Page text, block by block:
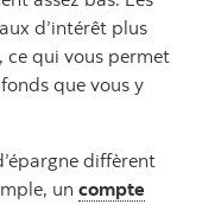
d’intérêt plus
ce qui vous permet
que vous y
diffèrent
un compte